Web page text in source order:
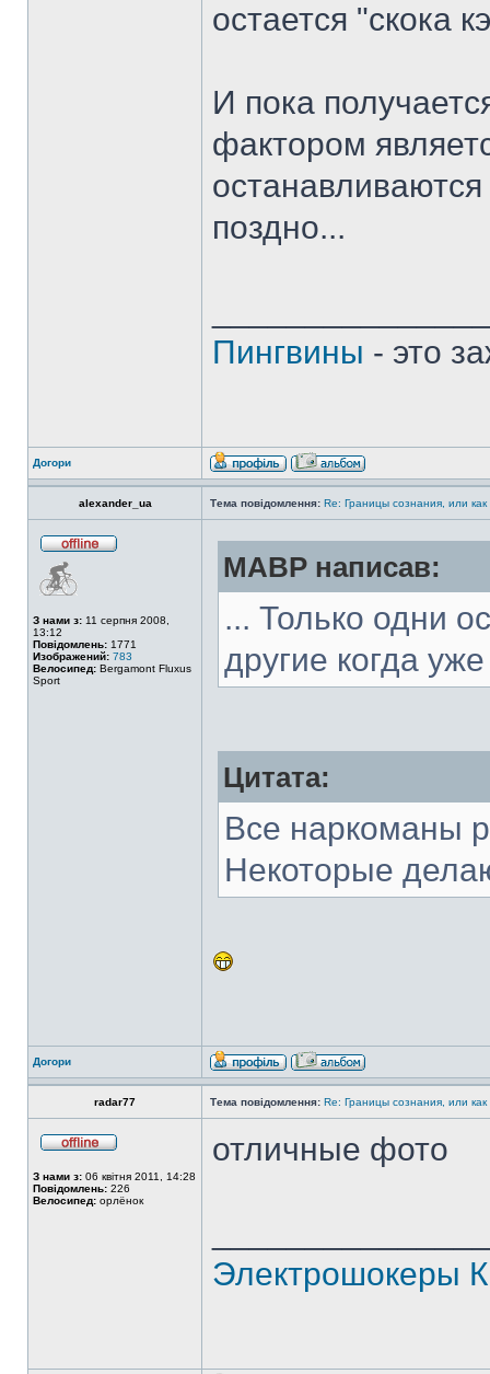
остается "скока
И пока
фактором
поздно...
Пингвины - это
Догори
alexander_ua Тема повідомлення: Re: Границы сознания, или как
З нами з: 11 серпня 2008,
13:12
Повідомлень: 1771
Изображений: 783
Велосипед: Bergamont Fluxus
Sport
MABP написав:
... Только одни
другие когда
Цитата:
Все наркоманы
Некоторые
Догори
radar77 Тема повідомлення: Re: Границы сознания, или как
З нами з: 06 квітня 2011, 14:28
Повідомлень: 226
Велосипед: орлёнок
отличные фото
Электрошокеры